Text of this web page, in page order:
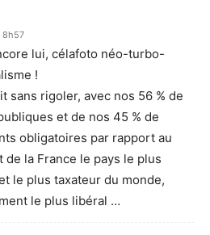
8h57
lui, célafoto néo-turbo-
!
sans rigoler, avec nos 56 % de
et de nos 45 % de
obligatoires par rapport au
de la France le pays le plus
le plus taxateur du monde,
le plus libéral …